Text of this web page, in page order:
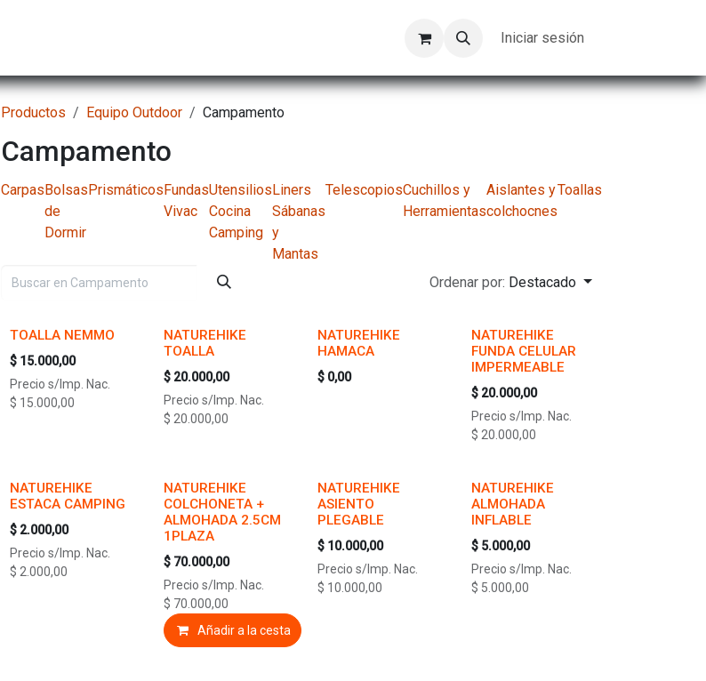
Trabajos Iniciar sesión
Productos Equipo Outdoor Campamento
Campamento
CarpasBolsas
de
Dormir
PrismáticosFundas
Vivac
Utensilios
Cocina
Camping
Liners
Sábanas
y
Mantas
TelescopiosCuchillos y
Herramientas
Aislantes y
colchocnes
Toallas
Ordenar por: Destacado
TOALLA NEMMO
$ 15.000,00
Precio s/Imp. Nac.
$ 15.000,00
NATUREHIKE
TOALLA
$ 20.000,00
Precio s/Imp. Nac.
$ 20.000,00
NATUREHIKE
HAMACA
$ 0,00
NATUREHIKE
FUNDA CELULAR
IMPERMEABLE
$ 20.000,00
Precio s/Imp. Nac.
$ 20.000,00
NATUREHIKE
ESTACA CAMPING
$ 2.000,00
Precio s/Imp. Nac.
$ 2.000,00
NATUREHIKE
COLCHONETA +
ALMOHADA 2.5CM
1PLAZA
$ 70.000,00
Precio s/Imp. Nac.
$ 70.000,00
Añadir a la cesta
NATUREHIKE
ASIENTO
PLEGABLE
$ 10.000,00
Precio s/Imp. Nac.
$ 10.000,00
NATUREHIKE
ALMOHADA
INFLABLE
$ 5.000,00
Precio s/Imp. Nac.
$ 5.000,00